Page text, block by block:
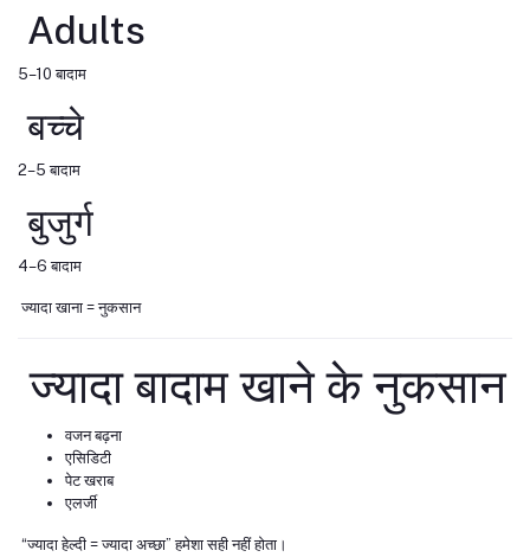
Adults
5–10 बादाम
बच्चे
2–5 बादाम
बुजुर्ग
4–6 बादाम
ज्यादा खाना = नुकसान
ज्यादा बादाम खाने के नुकसान
वजन बढ़ना
एसिडिटी
पेट खराब
एलर्जी
“ज्यादा हेल्दी = ज्यादा अच्छा” हमेशा सही नहीं होता।